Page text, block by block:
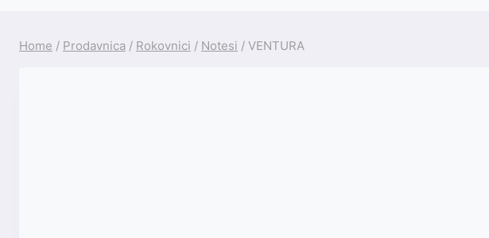
Home / Prodavnica / Rokovnici / Notesi / VENTURA